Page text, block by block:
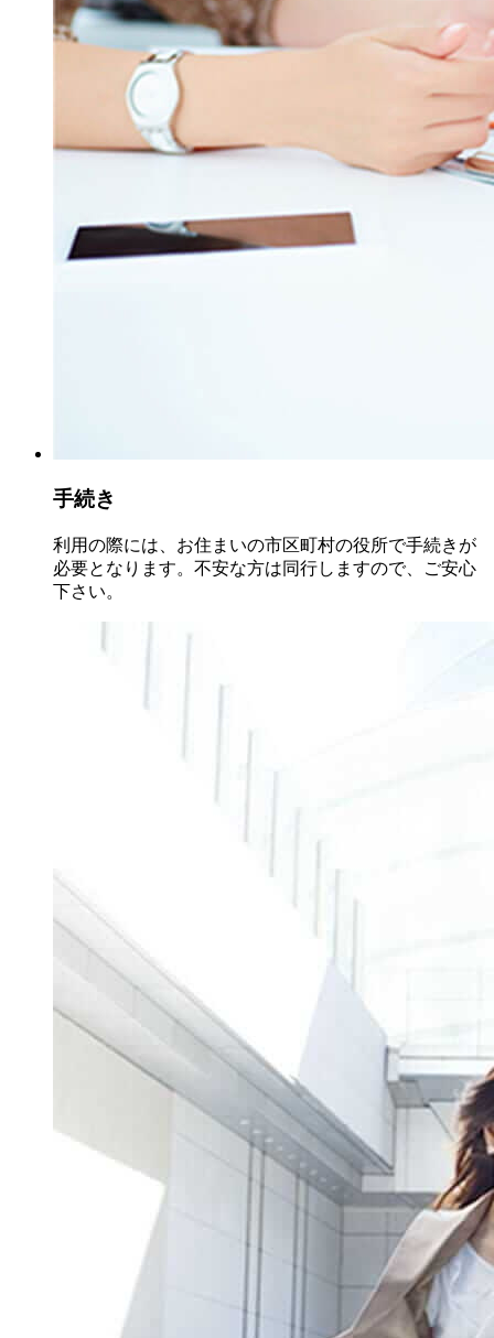
手続き
利用の際には、お住まいの市区町村の役所で手続きが
必要となります。不安な方は同行しますので、ご安心
下さい。